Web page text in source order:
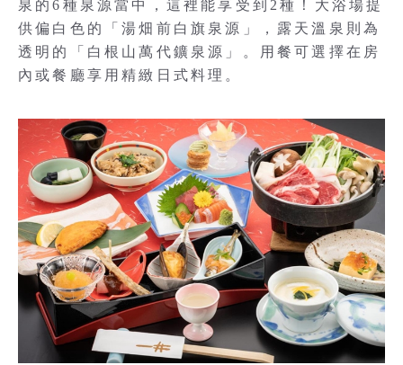
泉的6種泉源當中，這裡能享受到2種！大浴場提
供偏白色的「湯畑前白旗泉源」，露天溫泉則為
透明的「白根山萬代鑛泉源」。用餐可選擇在房
內或餐廳享用精緻日式料理。